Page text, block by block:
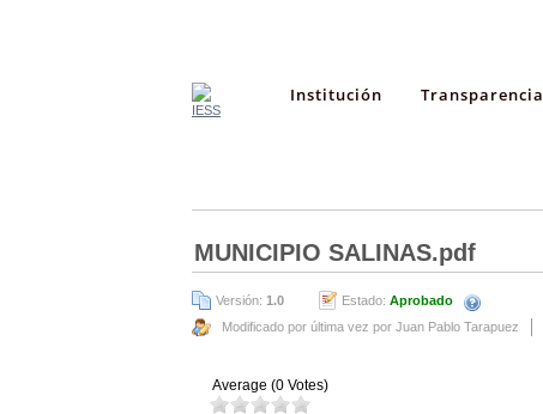
Institución Transparencia
MUNICIPIO SALINAS.pdf
Versión: 1.0 Estado: Aprobado
Modificado por última vez por Juan Pablo Tarapuez
Average (0 Votes)